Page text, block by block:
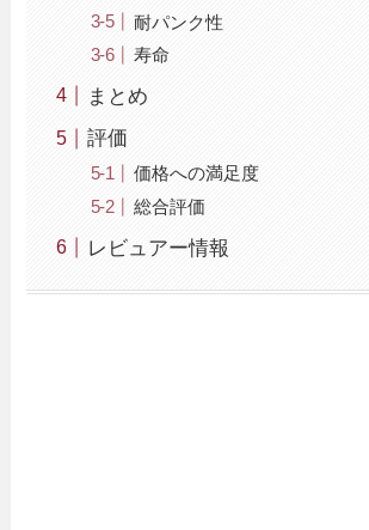
耐パンク性
寿命
まとめ
評価
価格への満足度
総合評価
レビュアー情報